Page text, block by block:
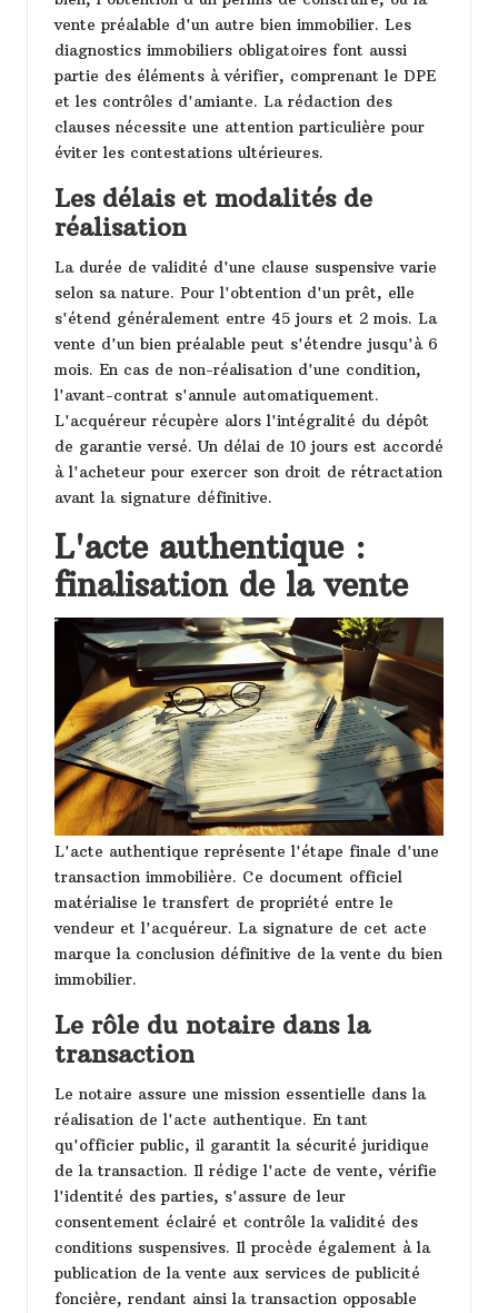
vente préalable d'un autre bien immobilier. Les
diagnostics immobiliers obligatoires font aussi
partie des éléments à vérifier, comprenant le DPE
et les contrôles d'amiante. La rédaction des
clauses nécessite une attention particulière pour
éviter les contestations ultérieures.
Les délais et modalités de
réalisation
La durée de validité d'une clause suspensive varie
selon sa nature. Pour l'obtention d'un prêt, elle
s'étend généralement entre 45 jours et 2 mois. La
vente d'un bien préalable peut s'étendre jusqu'à 6
mois. En cas de non-réalisation d'une condition,
l'avant-contrat s'annule automatiquement.
L'acquéreur récupère alors l'intégralité du dépôt
de garantie versé. Un délai de 10 jours est accordé
à l'acheteur pour exercer son droit de rétractation
avant la signature définitive.
L'acte authentique :
finalisation de la vente
L'acte authentique représente l'étape finale d'une
transaction immobilière. Ce document officiel
matérialise le transfert de propriété entre le
vendeur et l'acquéreur. La signature de cet acte
marque la conclusion définitive de la vente du bien
immobilier.
Le rôle du notaire dans la
transaction
Le notaire assure une mission essentielle dans la
réalisation de l'acte authentique. En tant
qu'officier public, il garantit la sécurité juridique
de la transaction. Il rédige l'acte de vente, vérifie
l'identité des parties, s'assure de leur
consentement éclairé et contrôle la validité des
conditions suspensives. Il procède également à la
publication de la vente aux services de publicité
foncière, rendant ainsi la transaction opposable